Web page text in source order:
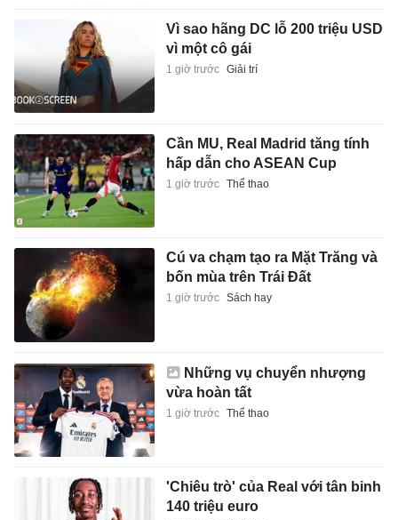
Vì sao hãng DC lỗ 200 triệu USD
vì một cô gái
1 giờ trước Giải trí
Cần MU, Real Madrid tăng tính
hấp dẫn cho ASEAN Cup
1 giờ trước Thể thao
Cú va chạm tạo ra Mặt Trăng và
bốn mùa trên Trái Đất
1 giờ trước Sách hay
Những vụ chuyển nhượng
vừa hoàn tất
1 giờ trước Thể thao
'Chiêu trò' của Real với tân binh
140 triệu euro